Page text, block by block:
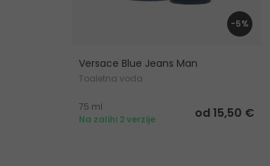
-5%
Versace Blue Jeans Man
Toaletna voda
75 ml
Na zalihi 2 verzije
od 15,50 €